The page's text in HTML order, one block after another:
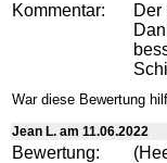
Kommentar:
Der
War diese Bewertung
Jean L. am 11.06.2022
Bewertung: